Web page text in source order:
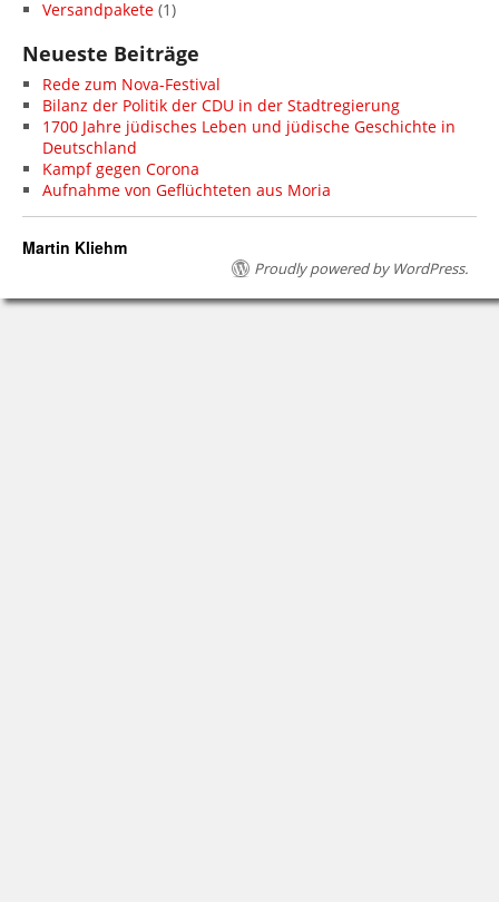
Versandpakete (1)
Neueste Beiträge
Rede zum Nova-Festival
Bilanz der Politik der CDU in der Stadtregierung
1700 Jahre jüdisches Leben und jüdische Geschichte in
Deutschland
Kampf gegen Corona
Aufnahme von Geflüchteten aus Moria
Martin Kliehm
Proudly powered by WordPress.